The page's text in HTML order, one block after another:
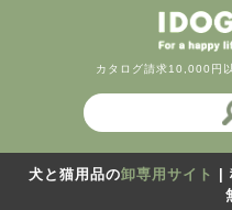
カタログ請求10,000円
犬と猫用品の卸専用サイト
|